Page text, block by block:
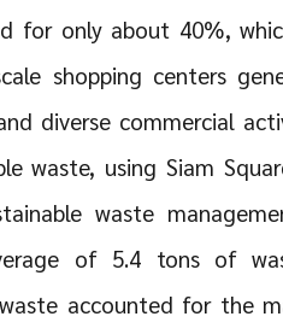
for only about 40%,
shopping centers
diverse commercial
waste, using Siam
waste
of 5.4 tons of
accounted for the